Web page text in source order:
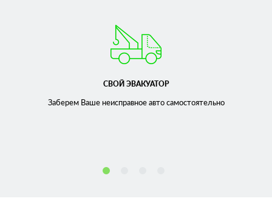
СВОЙ ЭВАКУАТОР
Заберем Ваше неисправноеавто самостоятельно